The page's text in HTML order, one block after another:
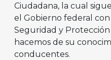
Ciudadana, la cual
el Gobierno federal
Seguridad y
hacemos de su
conducentes.